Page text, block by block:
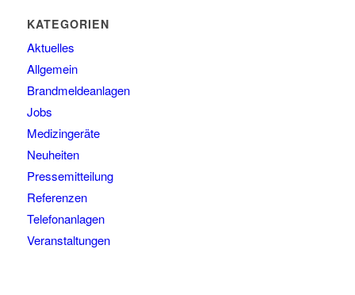
KATEGORIEN
Aktuelles
Allgemein
Brandmeldeanlagen
Jobs
Medizingeräte
Neuheiten
Pressemitteilung
Referenzen
Telefonanlagen
Veranstaltungen